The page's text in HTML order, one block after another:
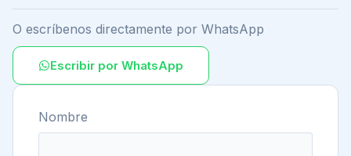
O escríbenos directamente por WhatsApp
Escribir por WhatsApp
Nombre